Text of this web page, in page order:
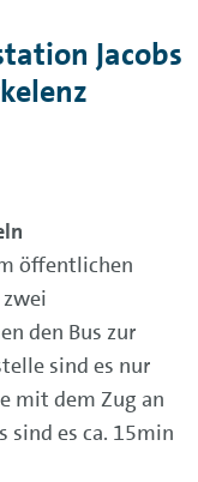
Jacobs
öffentlichen
den Bus zur
sind es nur
mit dem Zug an
sind es ca. 15min